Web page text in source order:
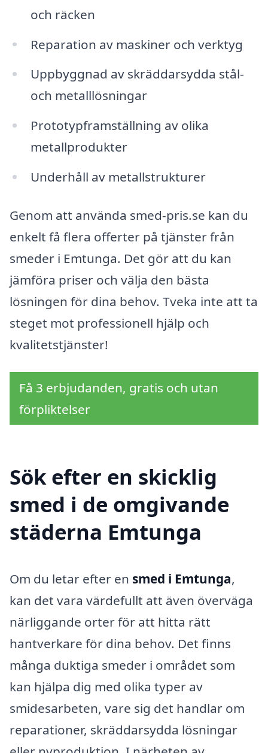
och räcken
Reparation av maskiner och verktyg
Uppbyggnad av skräddarsydda stål-
och metalllösningar
Prototypframställning av olika
metallprodukter
Underhåll av metallstrukturer
Genom att använda smed-pris.se kan du
enkelt få flera offerter på tjänster från
smeder i Emtunga. Det gör att du kan
jämföra priser och välja den bästa
lösningen för dina behov. Tveka inte att ta
steget mot professionell hjälp och
kvalitetstjänster!
Få 3 erbjudanden, gratis och utan
förpliktelser
Sök efter en skicklig
smed i de omgivande
städerna Emtunga
Om du letar efter en smed i Emtunga,
kan det vara värdefullt att även överväga
närliggande orter för att hitta rätt
hantverkare för dina behov. Det finns
många duktiga smeder i området som
kan hjälpa dig med olika typer av
smidesarbeten, vare sig det handlar om
reparationer, skräddarsydda lösningar